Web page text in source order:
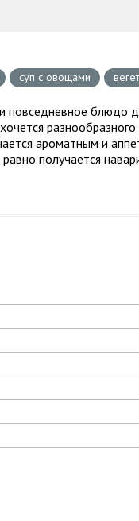
суп с овощами
повседневное блюдо
ароматным и
равно получается